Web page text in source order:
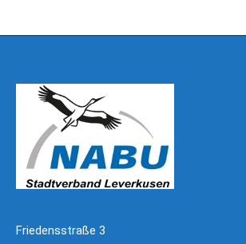
Friedensstraße 3